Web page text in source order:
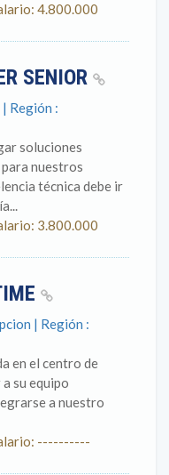
4.800.000
SENIOR
Región :
soluciones
nuestros
técnica debe ir
3.800.000
| Región :
en el centro de
su equipo
a nuestro
----------